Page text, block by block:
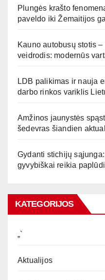
Plungės krašto
paveldo iki Žemaitijos
Kauno autobusų stotis
veidrodis: modernūs
LDB palikimas ir nauja
darbo rinkos variklis
Amžinos jaunystės
šedevras šiandien
Gydanti stichijų
gyvybiškai reikia
KATEGORIJOS
„`
Aktualijos